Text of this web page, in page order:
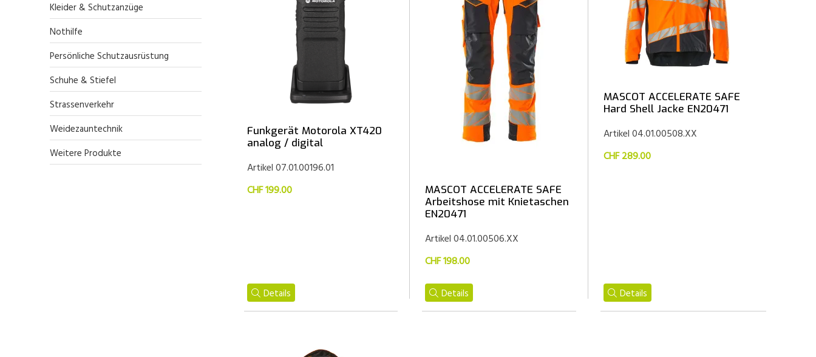
Kleider & Schutzanzüge
Nothilfe
Persönliche Schutzausrüstung
Schuhe & Stiefel
Strassenverkehr
Weidezauntechnik
Weitere Produkte
Funkgerät Motorola XT420
analog / digital
Artikel 07.01.00196.01
CHF 199.00
Details
MASCOT ACCELERATE SAFE
Arbeitshose mit Knietaschen
EN20471
Artikel 04.01.00506.XX
CHF 198.00
Details
MASCOT ACCELERATE SAFE
Hard Shell Jacke EN20471
Artikel 04.01.00508.XX
CHF 289.00
Details